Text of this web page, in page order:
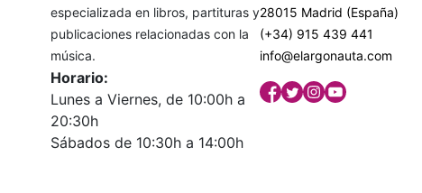
especializada en libros, partituras y
publicaciones relacionadas con la
música.
Horario:
Lunes a Viernes, de 10:00h a
20:30h
Sábados de 10:30h a 14:00h
28015 Madrid (España)
(+34) 915 439 441
info@elargonauta.com